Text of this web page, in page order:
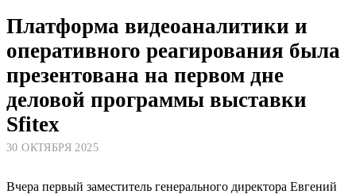
Платформа видеоаналитики и
оперативного реагирования была
презентована на первом дне
деловой программы выставки
Sfitex
30 ОКТЯБРЯ 2025
Вчера первый заместитель генерального директора Евгений